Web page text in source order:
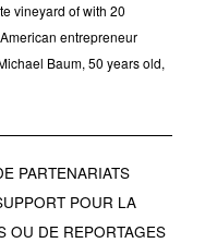
vineyard of with 20
entrepreneur
Baum, 50 years old,
PARTENARIATS
POUR LA
OU DE REPORTAGES